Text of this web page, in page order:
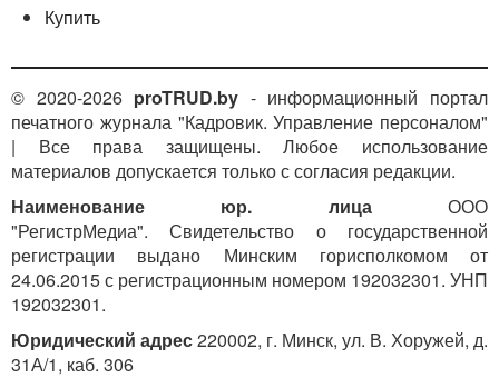
Купить
© 2020-2026 proTRUD.by - информационный портал
печатного журнала "Кадровик. Управление персоналом"
| Все права защищены. Любое использование
материалов допускается только с согласия редакции.
Наименование юр. лицаООО
"РегистрМедиа". Свидетельство о государственной
регистрации выдано Минским горисполкомом от
24.06.2015 с регистрационным номером 192032301. УНП
192032301.
Юридический адрес220002, г. Минск, ул. В. Хоружей, д.
31А/1, каб. 306